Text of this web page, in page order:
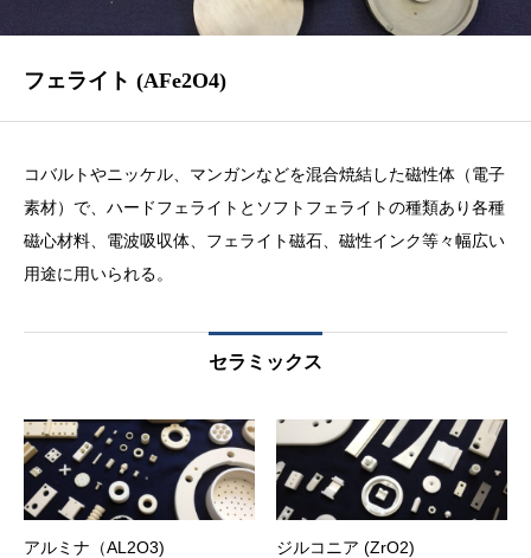
フェライト (AFe2O4)
コバルトやニッケル、マンガンなどを混合焼結した磁性体（電子
素材）で、ハードフェライトとソフトフェライトの種類あり各種
磁心材料、電波吸収体、フェライト磁石、磁性インク等々幅広い
用途に用いられる。
セラミックス
アルミナ（AL2O3) ジルコニア (ZrO2)